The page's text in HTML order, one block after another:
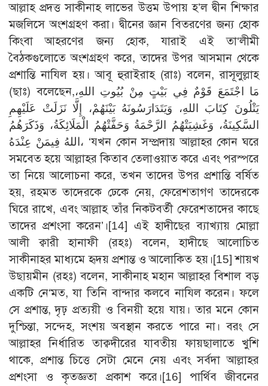
আল্লাহ প্রদত্ত সাকীনাহ লাভের উত্তম উপায় হ’ল দ্বীন শিক্ষার
মজলিসে অংশগ্রহণ করা। দ্বীনের জ্ঞান বিতরণের জন্য হোক
কিংবা আহরণের জন্য হোক, যারাই এই তা‘লীমী
বৈঠকগুলোতে অংশগ্রহণ করে, তাদের উপর আসমান থেকে
প্রশান্তি নাযিল হয়। আবূ হুরাইরাহ (রাঃ) বলেন, রাসূলুল্লাহ
(ছাঃ) বলেছেন,مَا اجْتَمَعَ قَوْمٌ فِي بَيْتٍ مِنْ بُيُوتِ اللهِ،
يَتْلُونَ كِتَابَ اللهِ، وَيَتَدَارَسُونَهُ بَيْنَهُمْ، إِلَّا نَزَلَتْ عَلَيْهِمِ
السَّكِينَةُ، وَغَشِيَتْهُمُ الرَّحْمَةُ وَحَفَّتْهُمُ الْمَلَائِكَةُ، وَذَكَرَهُمُ
اللهُ فِيمَنْ عِنْدَهُ، ‘যখন কোন সম্প্রদায় আল্লাহর কোন ঘরে
সমবেত হয়ে আল্লাহর কিতাব তেলাওয়াত করে এবং পরস্পরে
তা নিয়ে আলোচনা করে, তখন তাদের উপর প্রশান্তি বর্ষিত
হয়, রহমত তাদেরকে ঢেকে নেয়, ফেরেশতাগণ তাদেরকে
ঘিরে রাখে, এবং আল্লাহ তাঁর নিকটবর্তী ফেরেশতাদের কাছে
তাদের প্রশংসা করেন’।[14] এই হাদীছের ব্যাখ্যায় মোল্লা
আলী ক্বারী হানাফী (রহঃ) বলেন, হাদীছে আলোচিত
সাকীনাহর মাধ্যমে হৃদয় প্রশান্ত ও আলোকিত হয়।[15]শায়খ
উছায়মীন (রহঃ) বলেন, সাকীনাহ মহান আল্লাহর বিশাল বড়
একটি নে‘মত, যা তিনি বান্দার কলবে নাযিল করেন। ফলে
সে প্রশান্ত, দৃঢ় প্রত্যয়ী ও বিনয়ী হয়ে যায়। তার মনে কোন
দুশ্চিন্তা, সন্দেহ, সংশয় অবস্থান করতে পারে না। বরং সে
আল্লাহর নির্ধারিত তাক্বদীরের যাবতীয় ফায়ছালাতে খুশি
থাকে, প্রশান্ত চিত্তে সেটা মেনে নেয় এবং সর্বদা আল্লাহর
প্রশংসা ও কৃতজ্ঞতা প্রকাশ করে।[16] পার্থিব জীবনের